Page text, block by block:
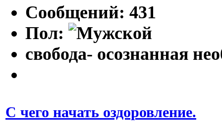
Сообщений: 431
Пол:
свобода- осознанная
С чего начать оздоровление.